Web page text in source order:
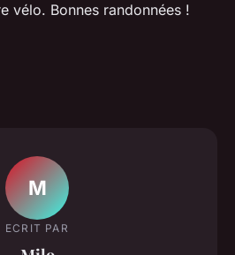
vélo. Bonnes randonnées !
M
ECRIT PAR